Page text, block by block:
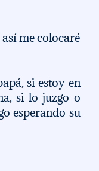
me colocaré
si estoy en
si lo juzgo o
esperando su